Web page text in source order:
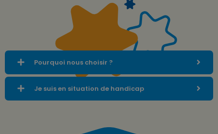
Pourquoi nous choisir ?
Je suis en situation de handicap